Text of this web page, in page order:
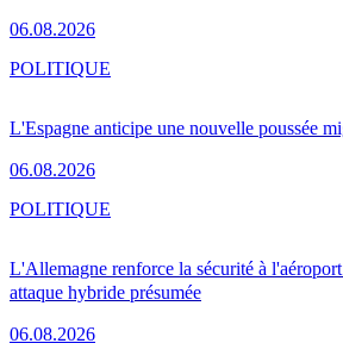
06.08.2026
L'Espagne anticipe une nouvelle poussée
06.08.2026
POLITIQUE
L'Allemagne renforce la sécurité à
attaque hybride présumée
06.08.2026
POLITIQUE